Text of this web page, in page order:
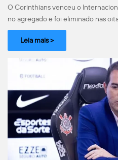
O Corinthians venceu o
no agregado e foi eliminado nas
Leia mais >